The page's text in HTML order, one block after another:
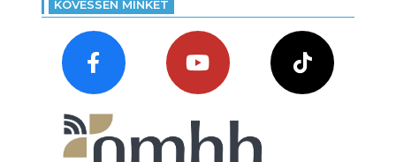
KÖVESSEN MINKET